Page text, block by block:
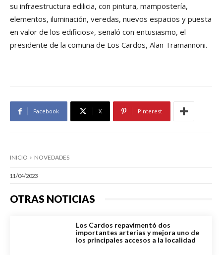
su infraestructura edilicia, con pintura, mampostería,
elementos, iluminación, veredas, nuevos espacios y puesta
en valor de los edificios», señaló con entusiasmo, el
presidente de la comuna de Los Cardos, Alan Tramannoni.
Facebook X Pinterest
INICIO NOVEDADES
11/04/2023
OTRAS NOTICIAS
Los Cardos repavimentó dos
importantes arterias y mejora uno de
los principales accesos a la localidad